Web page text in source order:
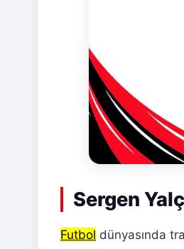
Sergen
Futbol dünyasında